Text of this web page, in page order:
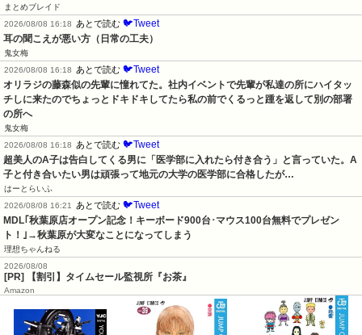
まとめブレイド
2026/08/08 16:18
あとで読む 🐦Tweet
耳の聞こえが悪い方（日常の工夫）
鬼女梅
2026/08/08 16:18
あとで読む 🐦Tweet
オリラジの藤森似の先輩に憧れてた。社内イベントで先輩が私達の所にハイタッ
チしに来たのでちょっとドキドキしてたら私の前でくるっと踵を返して別の部署
の所へ
鬼女梅
2026/08/08 16:18
あとで読む 🐦Tweet
超美人のA子は告白してくる男に「医学部に入れたら付き合う」と言っていた。A
子と付き合いたい男は頑張って地元の大学の医学部に合格したが…
はーとらいふ
2026/08/08 16:21
あとで読む 🐦Tweet
MDL｢秋葉原店オープン記念！キーボード900台･マウス100台無料でプレゼン
ト！｣→秋葉原が大変なことになってしまう
理想ちゃんねる
2026/08/08
[PR] 【割引】タイムセール監視所『お茶』
Amazon